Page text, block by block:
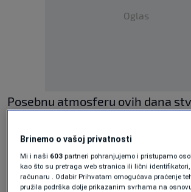
Oglas
Posebnu atmosferu ovih dana
Kanade i Sjeverne Amerike kako
podršku Zmajevima na najvećoj
pozornici.
Brinemo o vašoj privatnosti
Mi i naši 603 partneri pohranjujemo i pristupamo
kao što su pretraga web stranica ili lični
računaru . Odabir Prihvatam omogućava praćenje
pružila podrška dolje prikazanim svrhama na